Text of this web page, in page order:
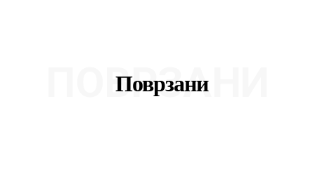
Поврзани
ПОВРЗАНИ